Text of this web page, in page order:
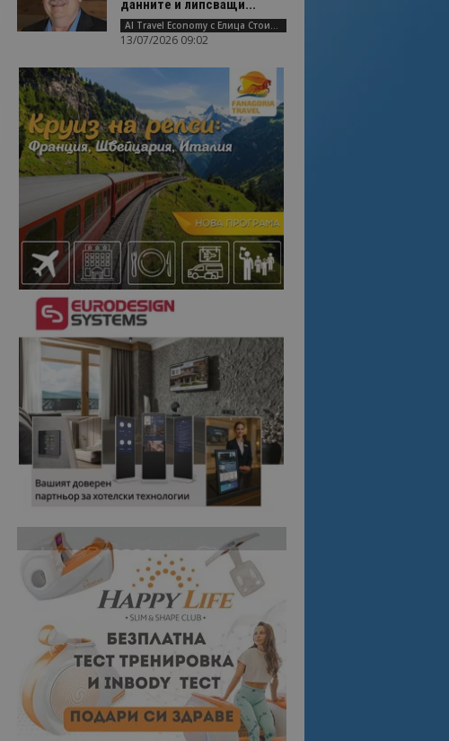
данните и липсващи...
AI Travel Economy с Елица Стоилова
13/07/2026 09:02